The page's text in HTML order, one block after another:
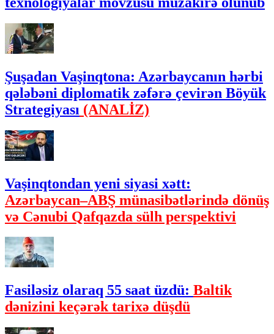
Şuşadan Vaşinqtona: Azərbaycanın hərbi
qələbəni diplomatik zəfərə çevirən Böyük
Strategiyası (ANALİZ)
Vaşinqtondan yeni siyasi xətt:
Azərbaycan–ABŞ münasibətlərində dönüş
və Cənubi Qafqazda sülh perspektivi
Fasiləsiz olaraq 55 saat üzdü: Baltik
dənizini keçərək tarixə düşdü